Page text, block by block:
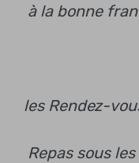
à la bonne
les Rendez-
Repas sous